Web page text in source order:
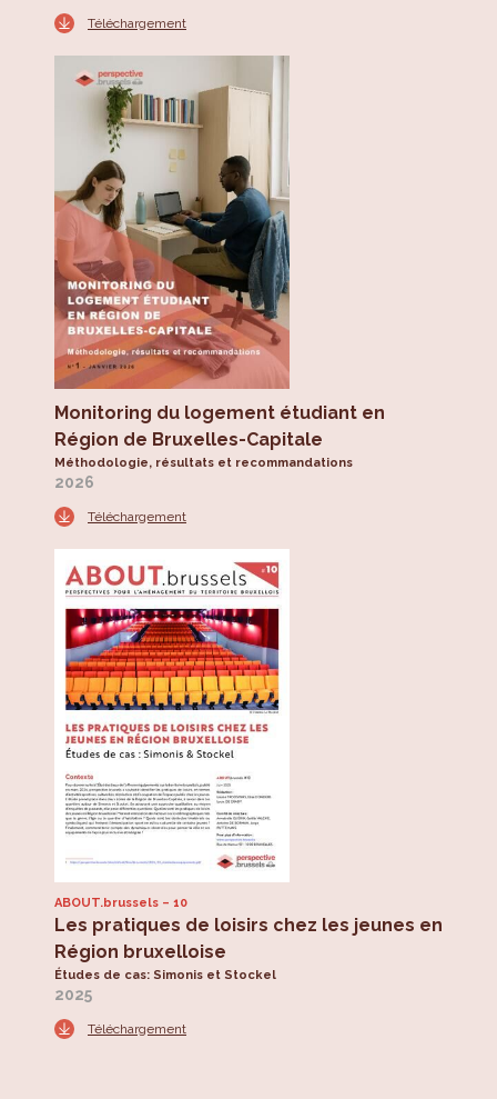
Téléchargement
Monitoring du logement étudiant en
Région de Bruxelles-Capitale
Méthodologie, résultats et recommandations
2026
Téléchargement
ABOUT.brussels 10
Les pratiques de loisirs chez les jeunes en
Région bruxelloise
Études de cas: Simonis et Stockel
2025
Téléchargement